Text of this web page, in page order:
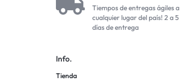
Tiempos de entregas ágiles a
cualquier lugar del país! 2 a 5
días de entrega
Info.
Tienda